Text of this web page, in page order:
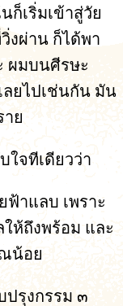
ก็เริ่มเข้าสู่วัย
งผ่าน ก็ได้พา
ผมบนศีรษะ
ลยไปเช่นกัน มัน
ย
ใจทีเดียวว่า
าแลบ เพราะ
ห้ถึงพร้อม และ
น้อย
ปรุงกรรม ๓